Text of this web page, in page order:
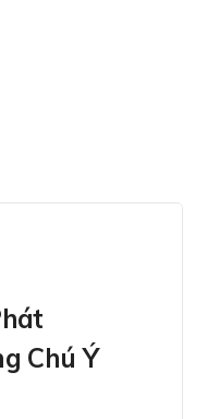
Chú Ý